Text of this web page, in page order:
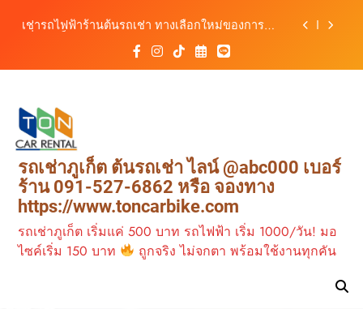
เช่ารถไฟฟ้าร้านต้นรถเช่า ทางเลือกใหม่ของการ
ต้นรถเช่ามอเตอร์ไซค์ภูเก็ต ราคาประหยัด ขี่ง่าย รับ
รถสะดวก 24 ชั่วโมง
สะดวก ราคาประหยัด เริ่มต้นเพียง 150 บาท/วัน
ต้นรถเช่า ครบทุกฟังก์ชันการใช้งาน ครบทุกประเภท
รถ ตอบโจทย์ทุกการเดินทางในภูเก็ต
เช่ารถไฟฟ้าร้านต้นรถเช่า ทางเลือกใหม่ของการ
เที่ยวภูเก็ต ขับเงียบ ประหยัด และทันสมัย
ต้นรถเช่ามอเตอร์ไซค์ภูเก็ต ราคาประหยัด ขี่ง่าย รับ
รถสะดวก 24 ชั่วโมง
รถเช่าภูเก็ต ต้นรถเช่า ไลน์ @abc000 เบอร์
ร้าน 091-527-6862 หรือ จองทาง
https://www.toncarbike.com
รถเช่าภูเก็ต เริ่มแค่ 500 บาท รถไฟฟ้า เริ่ม 1000/วัน! มอ
ไซค์เริ่ม 150 บาท
ถูกจริง ไม่จกตา พร้อมใช้งานทุกคัน